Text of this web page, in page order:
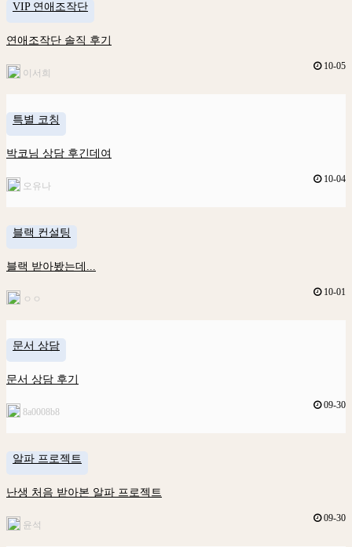
VIP 연애조작단
연애조작단 솔직 후기
이서희
10-05
특별 코칭
박코님 상담 후긴데여
오유나
10-04
블랙 컨설팅
블랙 받아봤는데...
ㅇㅇ
10-01
문서 상담
문서 상담 후기
8a0008b8
09-30
알파 프로젝트
난생 처음 받아본 알파 프로젝트
윤석
09-30